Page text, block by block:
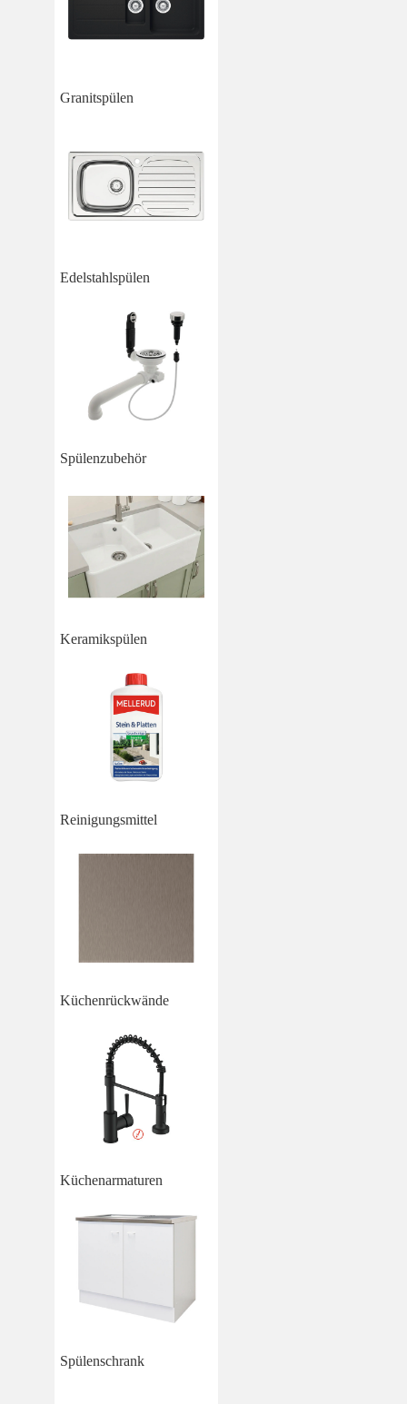
Granitspülen
Edelstahlspülen
Spülenzubehör
Keramikspülen
Reinigungsmittel
Küchenrückwände
Küchenarmaturen
Spülenschrank